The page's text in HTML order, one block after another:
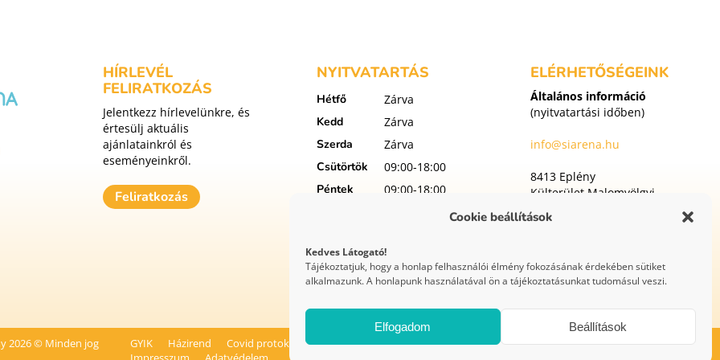
Cookie beállítások
Kedves Látogató!
Tájékoztatjuk, hogy a honlap felhasználói élmény fokozásának érdekében sütiket
alkalmazunk. A honlapunk használatával ön a tájékoztatásunkat tudomásul veszi.
Elfogadom Beállítások
HÍRLEVÉL
FELIRATKOZÁS
Jelentkezz hírlevelünkre, és
értesülj aktuális
ajánlatainkról és
eseményeinkről.
Feliratkozás
NYITVATARTÁS
Hétfő
Zárva
Kedd
Zárva
Szerda
Zárva
Csütörtök
09:00-18:00
Péntek
09:00-18:00
ELÉRHETŐSÉGEINK
Általános információ
(nyitvatartási időben)
info@siarena.hu
8413 Eplény
Külterület Malomvölgyi
utca 1
KÉSZÍTÉS
2026 © Minden jog
GYIK Házirend Covid protokoll Festipay – ÁSZF Versenyszabályzat
Felhasználási feltételek